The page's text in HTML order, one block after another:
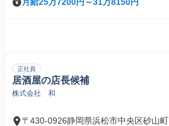
正社員
居酒屋の店長候補
株式会社 和
〒430-0926静岡県浜松市中央区砂山町